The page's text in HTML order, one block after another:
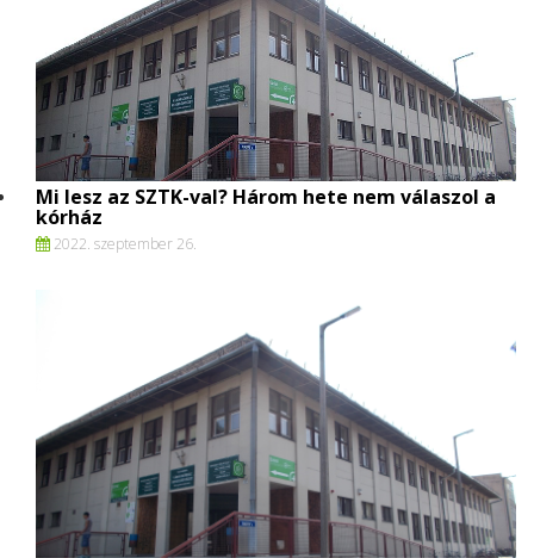
Mi lesz az SZTK-val? Három hete nem válaszol a
kórház
2022. szeptember 26.